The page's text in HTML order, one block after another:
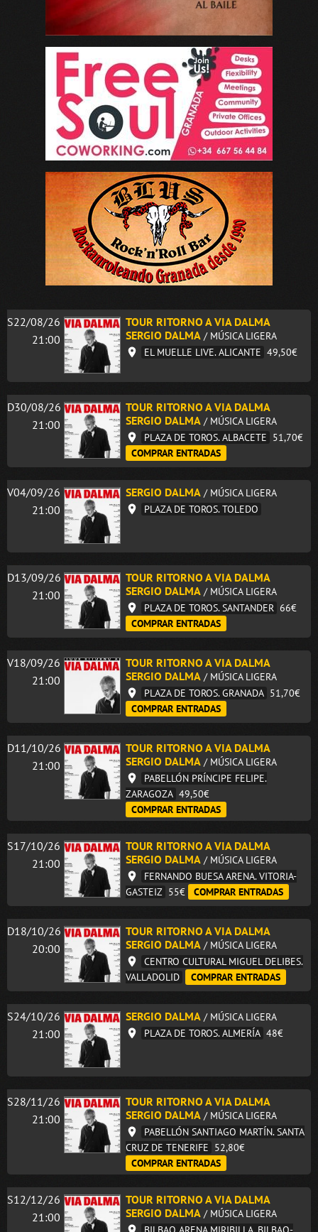
S22/08/26
21:00
TOUR RITORNO A VIA DALMA
SERGIO DALMA / MÚSICA LIGERA
EL MUELLE LIVE. ALICANTE 49,50€
D30/08/26
21:00
TOUR RITORNO A VIA DALMA
SERGIO DALMA / MÚSICA LIGERA
PLAZA DE TOROS. ALBACETE 51,70€
COMPRAR ENTRADAS
V04/09/26
21:00
SERGIO DALMA / MÚSICA LIGERA
PLAZA DE TOROS. TOLEDO
D13/09/26
21:00
TOUR RITORNO A VIA DALMA
SERGIO DALMA / MÚSICA LIGERA
PLAZA DE TOROS. SANTANDER 66€
COMPRAR ENTRADAS
V18/09/26
21:00
TOUR RITORNO A VIA DALMA
SERGIO DALMA / MÚSICA LIGERA
PLAZA DE TOROS. GRANADA 51,70€
COMPRAR ENTRADAS
D11/10/26
21:00
TOUR RITORNO A VIA DALMA
SERGIO DALMA / MÚSICA LIGERA
PABELLÓN PRÍNCIPE FELIPE.
ZARAGOZA 49,50€
COMPRAR ENTRADAS
S17/10/26
21:00
TOUR RITORNO A VIA DALMA
SERGIO DALMA / MÚSICA LIGERA
FERNANDO BUESA ARENA. VITORIA-
GASTEIZ 55€ COMPRAR ENTRADAS
D18/10/26
20:00
TOUR RITORNO A VIA DALMA
SERGIO DALMA / MÚSICA LIGERA
CENTRO CULTURAL MIGUEL DELIBES.
VALLADOLID
COMPRAR ENTRADAS
S24/10/26
21:00
SERGIO DALMA / MÚSICA LIGERA
PLAZA DE TOROS. ALMERÍA 48€
S28/11/26
21:00
TOUR RITORNO A VIA DALMA
SERGIO DALMA / MÚSICA LIGERA
PABELLÓN SANTIAGO MARTÍN. SANTA
CRUZ DE TENERIFE 52,80€
COMPRAR ENTRADAS
S12/12/26
21:00
TOUR RITORNO A VIA DALMA
SERGIO DALMA / MÚSICA LIGERA